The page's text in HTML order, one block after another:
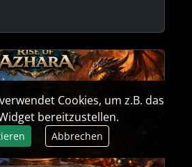
Cookies, um z.B. das
bereitzustellen.
Abbrechen